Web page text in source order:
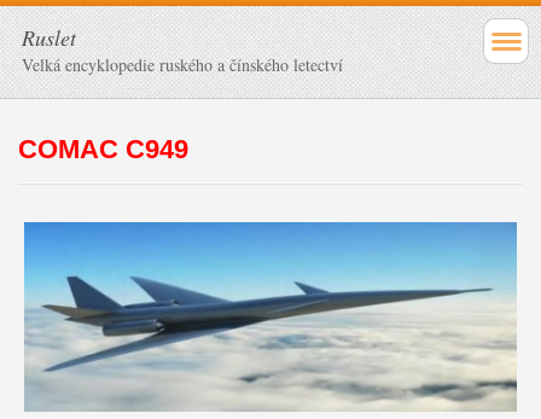
Ruslet
Velká encyklopedie ruského a čínského letectví
COMAC C949